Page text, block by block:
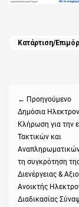
Categories
Κατάρτιση/
← Προηγούμενο
Previous
post:
Δημόσια
Κλήρωση για την
Τακτικών και
τη συγκρότηση
Διενέργειας &
Ανοικτής
Διαδικασίας